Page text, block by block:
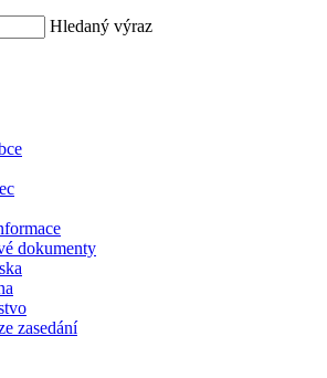
Hledaný výraz
dokumenty
zasedání